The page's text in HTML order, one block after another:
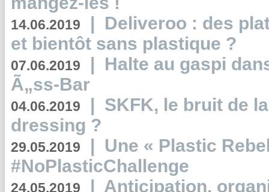
14.06.2019 | Deliveroo : des
et bientôt sans plastique ?
07.06.2019 | Halte au gaspi
Ã„ss-Bar
04.06.2019 | SKFK, le bruit de
dressing ?
29.05.2019 | Une « Plastic
#NoPlasticChallenge
24.05.2019 | Anticipation,